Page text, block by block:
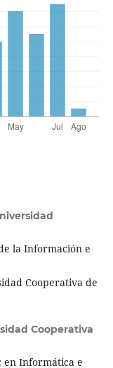
la Información e
Cooperativa de
Cooperativa
en Informática e